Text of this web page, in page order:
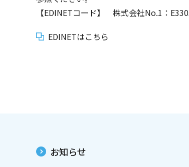
【EDINETコード】 株式会社No.1：
EDINETはこちら
お知らせ